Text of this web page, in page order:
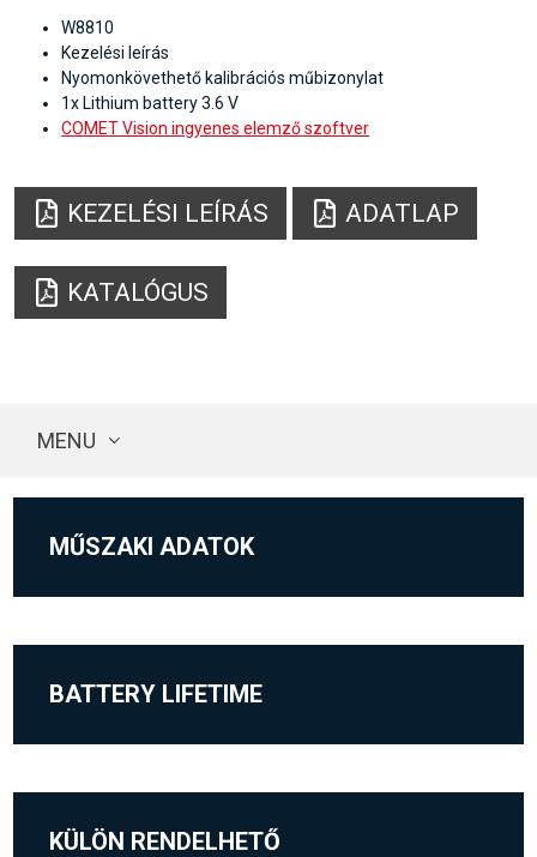
W8810
Kezelési leírás
Nyomonkövethető kalibrációs műbizonylat
1x Lithium battery 3.6 V
COMET Vision ingyenes elemző szoftver
KEZELÉSI LEÍRÁS ADATLAP
KATALÓGUS
MENU
MŰSZAKI ADATOK
BATTERY LIFETIME
KÜLÖN RENDELHETŐ